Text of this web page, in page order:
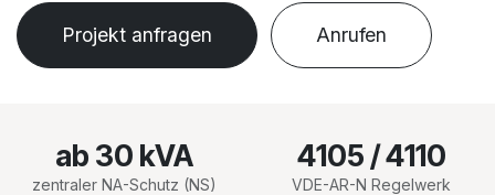
Projekt anfragen Anrufen
ab 30 kVA
zentraler NA-Schutz (NS)
4105 / 4110
VDE-AR-N Regelwerk